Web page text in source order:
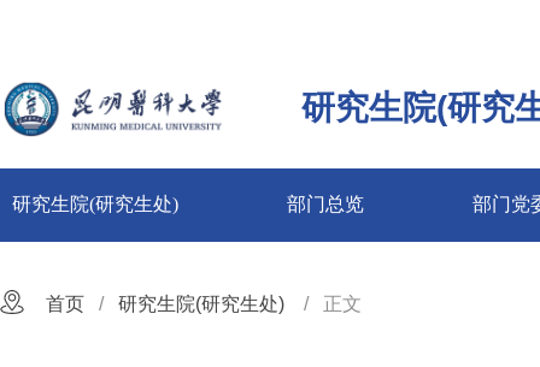
研究生院(研究
研究生院(研究生处) 部门总览 部门党
首页 研究生院(研究生处) 正文